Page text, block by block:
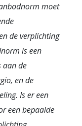
moet
de verplichting
is een
aan de
en de
Is er een
een bepaalde